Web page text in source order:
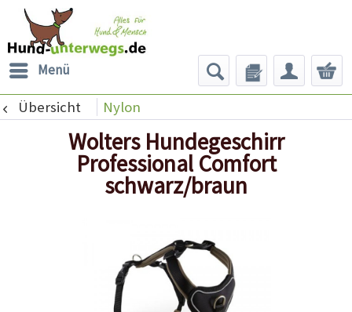
Menü
Übersicht Nylon
Wolters Hundegeschirr
Professional Comfort
schwarz/braun